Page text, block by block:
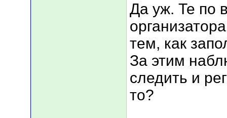
Да уж. Те по
тем, как
За этим
следить и
то?